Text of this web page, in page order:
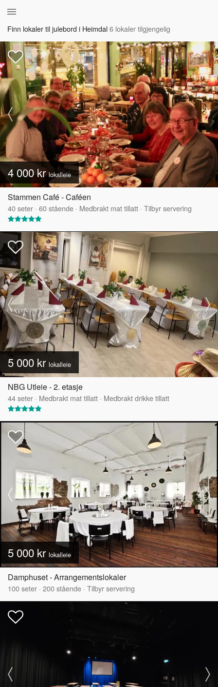
Finn lokaler til julebord i Heimdal6 lokaler tilgjengelig
4 000 krlokalleie
Stammen Café - Caféen
40seter · 60stående · Medbrakt mat tillatt · Tilbyr servering
5 000 kr lokalleie
NBG Utleie - 2. etasje
44seter · Medbrakt mat tillatt · Medbrakt drikke tillatt
5 000 kr lokalleie
Damphuset - Arrangementslokaler
100seter · 200stående · Tilbyr servering